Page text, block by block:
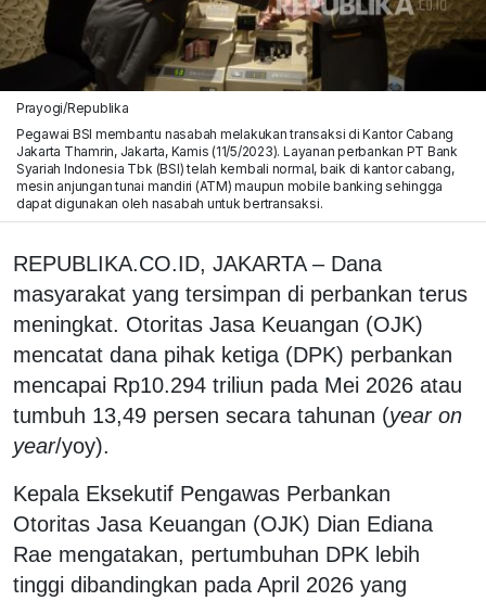
Prayogi/Republika
Pegawai BSI membantu nasabah melakukan transaksi di Kantor Cabang
Jakarta Thamrin, Jakarta, Kamis (11/5/2023). Layanan perbankan PT Bank
Syariah Indonesia Tbk (BSI) telah kembali normal, baik di kantor cabang,
mesin anjungan tunai mandiri (ATM) maupun mobile banking sehingga
dapat digunakan oleh nasabah untuk bertransaksi.
REPUBLIKA.CO.ID, JAKARTA– Dana
masyarakat yang tersimpan di perbankan terus
meningkat. Otoritas Jasa Keuangan (OJK)
mencatat dana pihak ketiga (DPK) perbankan
mencapai Rp10.294 triliun pada Mei 2026 atau
tumbuh 13,49 persen secara tahunan (year on
year/yoy).
Kepala Eksekutif Pengawas Perbankan
Otoritas Jasa Keuangan (OJK) Dian Ediana
Rae mengatakan, pertumbuhan DPK lebih
tinggi dibandingkan pada April 2026 yang